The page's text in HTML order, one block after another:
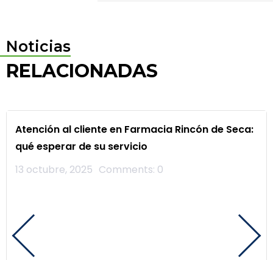
Noticias
RELACIONADAS
Atención al cliente en Farmacia Rincón de Seca:
qué esperar de su servicio
13 octubre, 2025 Comments: 0